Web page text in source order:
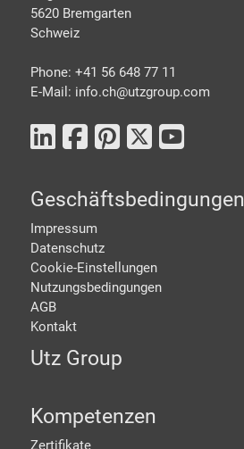
5620 Bremgarten
Schweiz
Phone: +41 56 648 77 11
E-Mail: info.ch@utzgroup.com
Geschäftsbedingungen
Impressum
Datenschutz
Cookie-Einstellungen
Nutzungsbedingungen
AGB
Kontakt
Utz Group
Kompetenzen
Zertifikate